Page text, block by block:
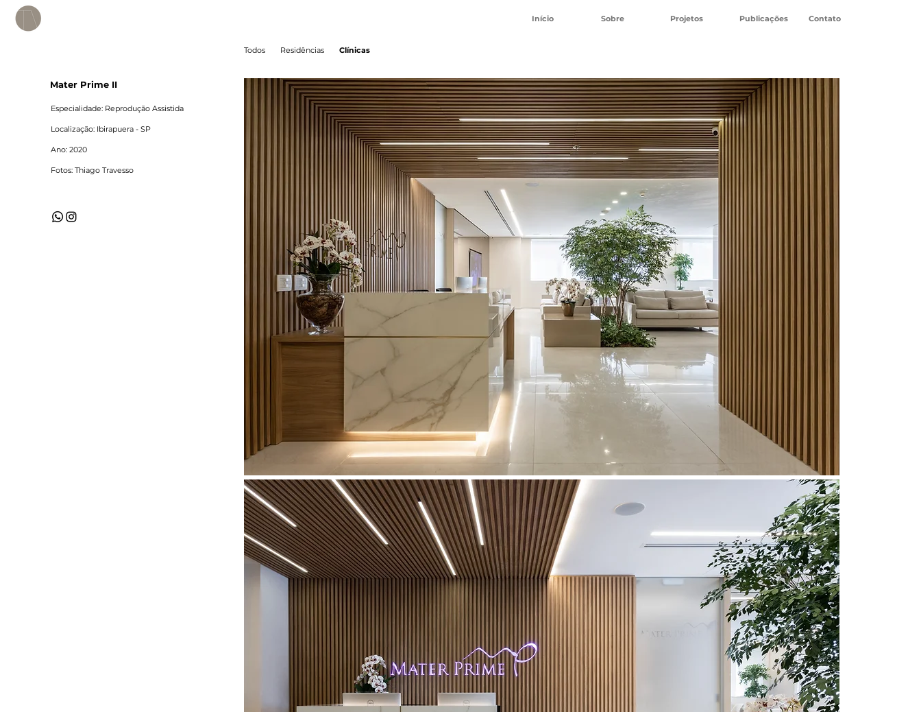
Início Sobre Projetos Publicações Contato
Todos Residências Clínicas
Mater Prime II
Especialidade: Reprodução Assistida
Localização: Ibirapuera - SP
Ano: 2020
Fotos: Thiago Travesso